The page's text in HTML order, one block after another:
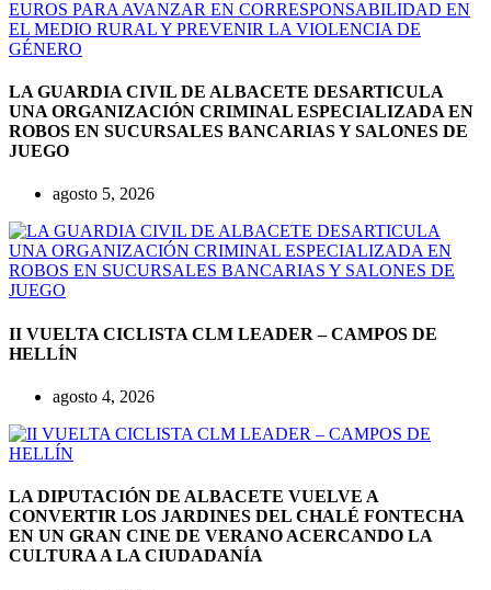
LA GUARDIA CIVIL DE ALBACETE DESARTICULA
UNA ORGANIZACIÓN CRIMINAL ESPECIALIZADA EN
ROBOS EN SUCURSALES BANCARIAS Y SALONES DE
JUEGO
agosto 5, 2026
II VUELTA CICLISTA CLM LEADER – CAMPOS DE
HELLÍN
agosto 4, 2026
LA DIPUTACIÓN DE ALBACETE VUELVE A
CONVERTIR LOS JARDINES DEL CHALÉ FONTECHA
EN UN GRAN CINE DE VERANO ACERCANDO LA
CULTURA A LA CIUDADANÍA